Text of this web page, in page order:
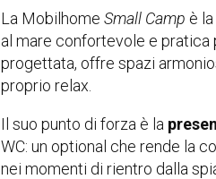
La Mobilhome Small Camp è
al mare confortevole e
progettata, offre spazi
proprio relax.
Il suo punto di forza è la
WC: un optional che rende la
nei momenti di rientro dalla